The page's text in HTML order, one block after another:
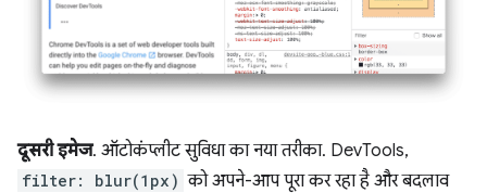
दूसरी इमेज. ऑटोकंप्लीट सुविधा का नया तरीका. DevTools,
filter: blur(1px) को अपने-आप पूरा कर रहा है और बदलाव